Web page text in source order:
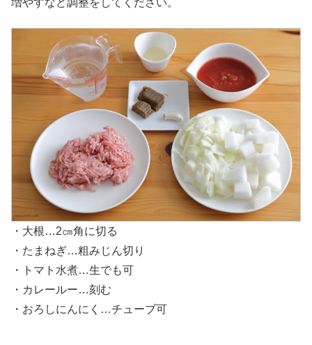
・大根…2㎝角に切る
・たまねぎ…粗みじん切り
・トマト水煮…生でも可
・カレールー…刻む
・おろしにんにく…チューブ可